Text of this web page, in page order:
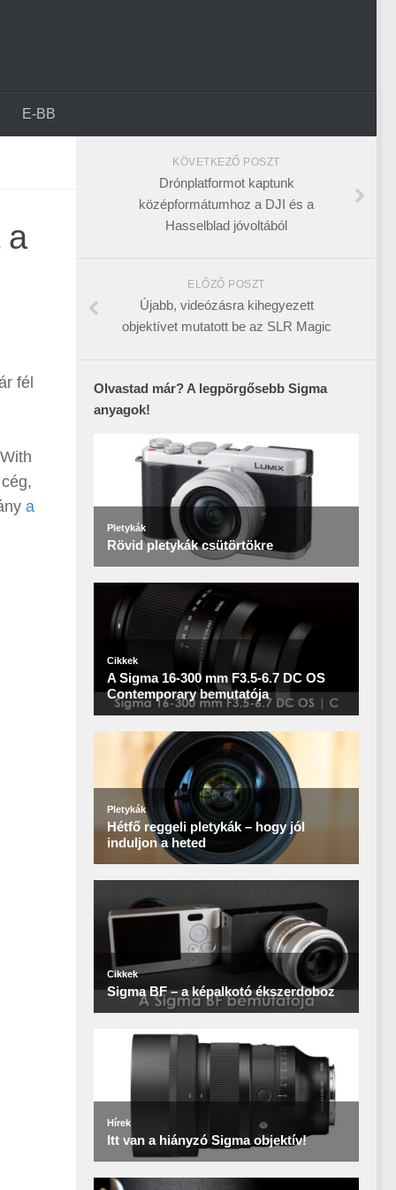
E-BB
a
fél
a
KÖVETKEZŐ POSZT
Drónplatformot kaptunk
középformátumhoz a DJI és a
Hasselblad jóvoltából
ELŐZŐ POSZT
Újabb, videózásra kihegyezett
objektívet mutatott be az SLR Magic
Olvastad már? A legpörgősebb Sigma
anyagok!